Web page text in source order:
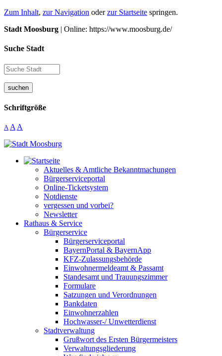
Zum Inhalt, zur Navigation oderzur Startseite springen.
Stadt Moosburg | Online: https://www.moosburg.de/
Suche Stadt
suchen
Schriftgröße
A A A
Aktuelles & Amtliche Bekanntmachungen
Bürgerserviceportal
Online-Ticketsystem
Notdienste
vergessen und vorbei?
Newsletter
Rathaus & Service
Bürgerservice
Bürgerserviceportal
BayernPortal & BayernApp
KFZ-Zulassungsbehörde
Einwohnermeldeamt & Passamt
Standesamt und Trauungszimmer
Formulare
Satzungen und Verordnungen
Bankdaten
Einwohnerzahlen
Hochwasser-/ Unwetterdienst
Stadtverwaltung
Grußwort des Ersten Bürgermeisters
Verwaltungsgliederung